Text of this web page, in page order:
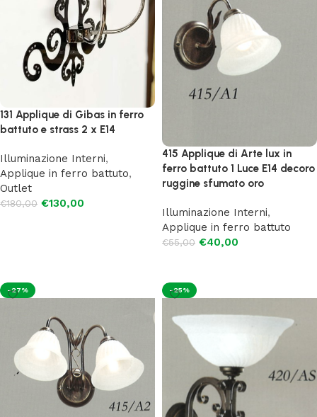
131 Applique di Gibas in ferro
battuto e strass 2 x E14
Illuminazione Interni,
Applique in ferro battuto,
Outlet
€180,00 €130,00
415 Applique di Arte lux in
ferro battuto 1 Luce E14 decoro
ruggine sfumato oro
Illuminazione Interni,
Applique in ferro battuto
€55,00 €40,00
-27% -25%